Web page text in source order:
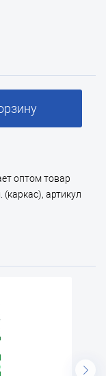
оптом товар
(каркас), артикул